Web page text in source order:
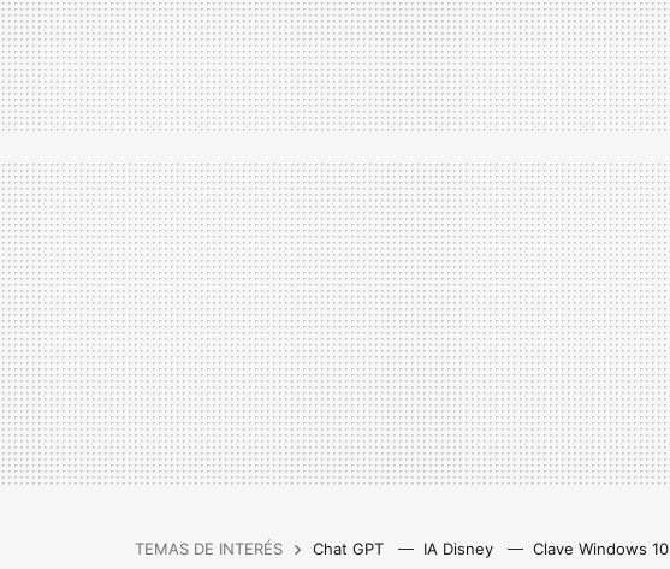
TEMAS DE INTERÉS Chat GPT IA Disney Clave Windows 10